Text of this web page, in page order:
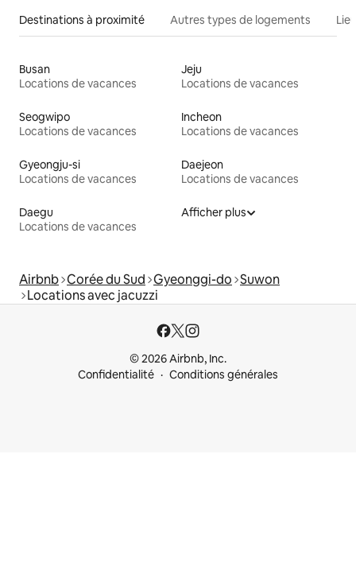
Destinations à proximité Autres types de logements
Busan
Locations de vacances
Jeju
Locations de vacances
Seogwipo
Locations de vacances
Incheon
Locations de vacances
Gyeongju-si
Locations de vacances
Daejeon
Locations de vacances
Daegu
Locations de vacances
Afficher plus
Airbnb Corée du Sud Gyeonggi-do Suwon
Locations avec jacuzzi
© 2026 Airbnb, Inc.
Confidentialité
Conditions générales